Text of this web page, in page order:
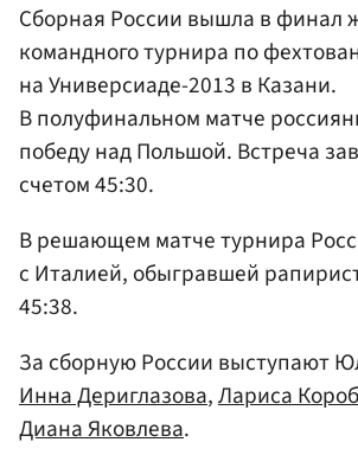
Сборная России вышла в финал
командного турнира по
на Универсиаде-2013 в Казани.
В полуфинальном матче
победу над Польшой. Встреча
счетом 45:30.
В решающем матче турнира
с Италией, обыгравшей
45:38.
За сборную России выступают
Инна Дериглазова,Лариса
Диана Яковлева.